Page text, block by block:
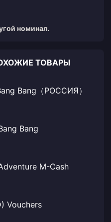
номинал.
ТОВАРЫ
Bang（РОССИЯ）
Bang
M-Cash
Vouchers